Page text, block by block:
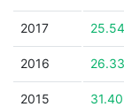
2017
2016
2015